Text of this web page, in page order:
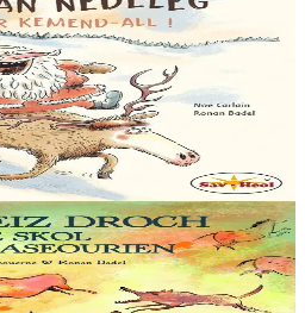
an Nedeleg oc'h ober
oc'h ober kemend-all ! Biken
da Bask. Biken ne zebro ar
chaseourien